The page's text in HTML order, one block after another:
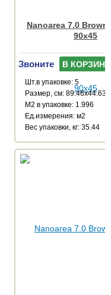
Nanoarea 7.0
90x45
Звоните В КОРЗИНУ
Шт.в упаковке: 5
Размер, см: 89.46x44.63
М2 в упаковке: 1.996
Ед.измерения: м2
Веc упаковки, кг: 35.44